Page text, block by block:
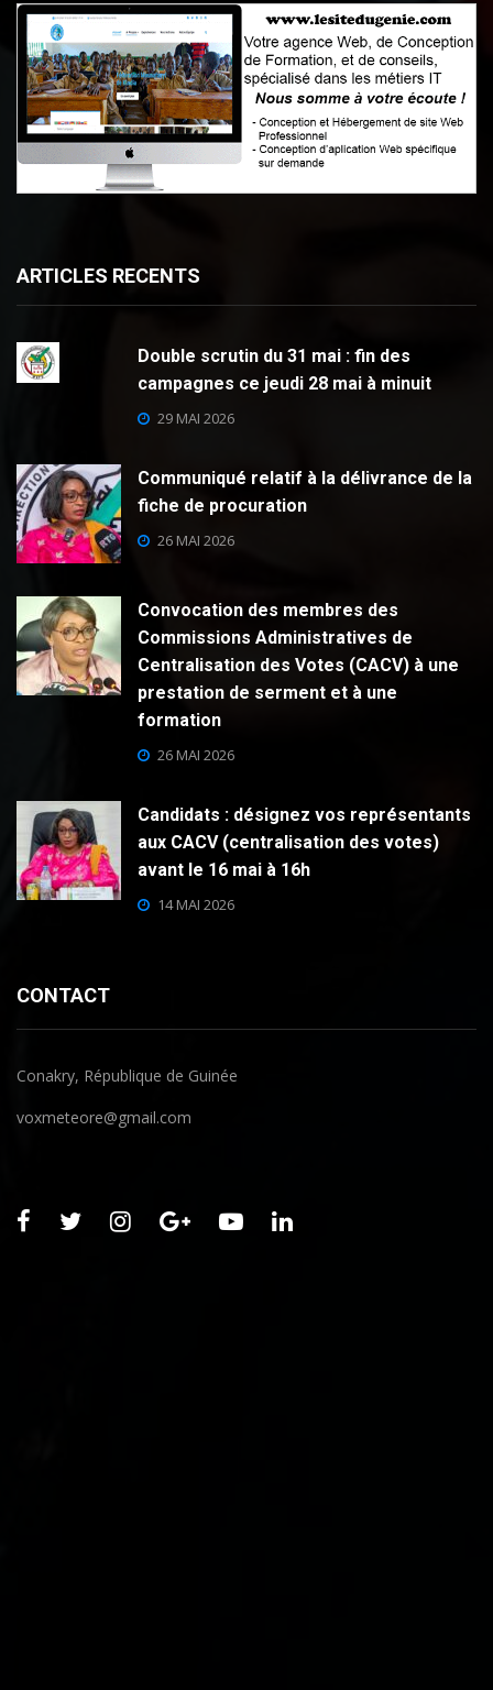
ARTICLES RECENTS
Double scrutin du 31 mai : fin des
campagnes ce jeudi 28 mai à minuit
29 MAI 2026
Communiqué relatif à la délivrance de la
fiche de procuration
26 MAI 2026
Convocation des membres des
Commissions Administratives de
Centralisation des Votes (CACV) à une
prestation de serment et à une
formation
26 MAI 2026
Candidats : désignez vos représentants
aux CACV (centralisation des votes)
avant le 16 mai à 16h
14 MAI 2026
CONTACT
Conakry, République de Guinée
voxmeteore@gmail.com